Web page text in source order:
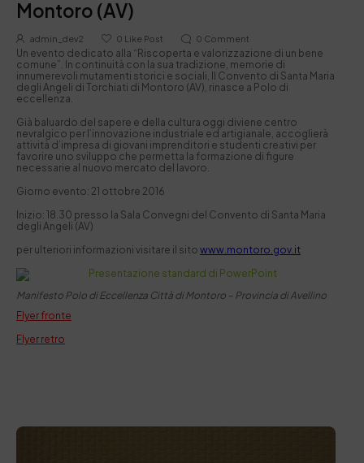
Montoro (AV)
admin_dev2 0 Like Post 0 Comment
Un evento dedicato alla “Riscoperta e valorizzazione di un bene
comune”. In continuità con la sua tradizione, memorie di
innumerevoli mutamenti storici e sociali, Il Convento di Santa Maria
degli Angeli di Torchiati di Montoro (AV), rinasce a Polo di
eccellenza.
Già baluardo del sapere e della cultura oggi diviene centro
nevralgico per l’innovazione industriale ed artigianale, accoglierà
attività d’impresa di giovani imprenditori e studenti creativi per
favorire uno sviluppo che permetta la formazione di figure
necessarie al nuovo mercato del lavoro.
Giorno evento: 21 ottobre 2016
Inizio: 18.30 presso la Sala Convegni del Convento di Santa Maria
degli Angeli (AV)
per ulteriori informazioni visitare il sito www.montoro.gov.it
Manifesto Polo di Eccellenza Città di Montoro – Provincia di Avellino
Flyer fronte
Flyer retro